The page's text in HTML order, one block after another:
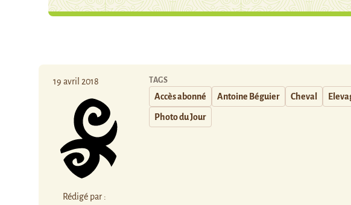
19 avril 2018
Rédigé par :
TAGS
Accès abonné Antoine Béguier Cheval
Photo du Jour